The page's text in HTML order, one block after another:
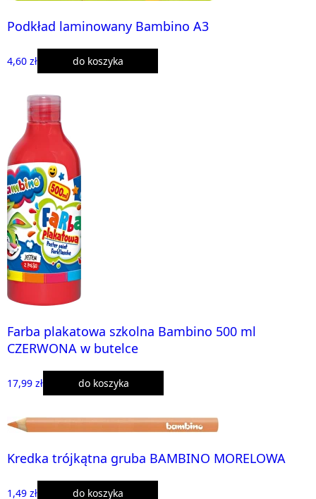
Podkład laminowany Bambino A3
4,60 zł do koszyka
Farba plakatowa szkolna Bambino 500 ml
CZERWONA w butelce
17,99 zł do koszyka
Kredka trójkątna gruba BAMBINO MORELOWA
1,49 zł do koszyka